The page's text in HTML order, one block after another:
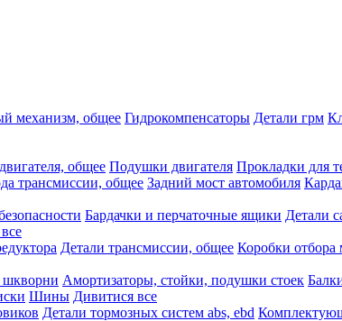
механизм, общее Гидрокомпенсаторы Детали грм
общее Подушки двигателя Прокладки для
трансмиссии, общее Задний мост автомобиля
Бардачки и перчаточные ящики Детали
Детали трансмиссии, общее Коробки отбора
шкворни Амортизаторы, стойки, подушки стоек
Шины Дивитися все
Детали тормозных систем abs, ebd